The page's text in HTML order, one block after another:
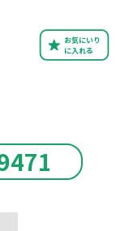
お気にいり
に入れる